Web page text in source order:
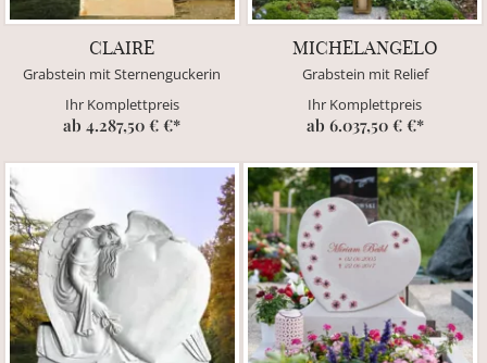
CLAIRE
Grabstein mit Sternenguckerin
Ihr Komplettpreis
ab 4.287,50 € €*
MICHELANGELO
Grabstein mit Relief
Ihr Komplettpreis
ab 6.037,50 € €*